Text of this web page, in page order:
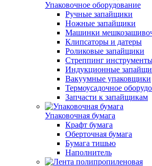
Упаковочное оборудование
Ручные запайщики
Ножные запайщики
Машинки
Клипсаторы и датеры
Роликовые запайщики
Стреппинг
Индукционные
Вакуумные упаковщики
Термоусадочное
Запчасти к запайщикам
Упаковочная бумага
Крафт бумага
Оберточная бумага
Бумага тишью
Наполнитель